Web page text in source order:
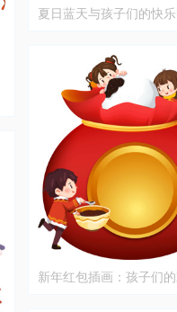
夏日蓝天与孩子们的快
新年红包插画：孩子们